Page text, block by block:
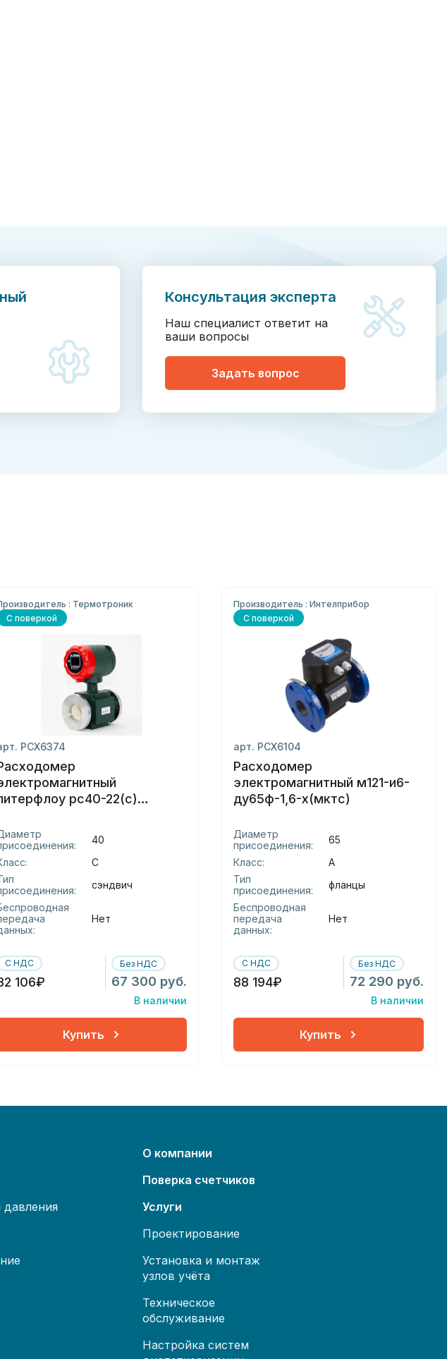
Консультация эксперта
Наш специалист ответит на
ваши вопросы
Задать вопрос
: Термотроник
С поверкой
РСХ6374
рс40-22(с)
40
С
сэндвич
Нет
С НДС
106₽
Без НДС
67 300 руб.
В наличии
Купить
Производитель : Интелприбор
С поверкой
арт. РСХ6104
Расходомер
электромагнитный м121-и6-
ду65ф-1,6-х(мктс)
Диаметр
присоединения:
65
Класс:
А
Тип
присоединения:
фланцы
Беспроводная
передача
данных:
Нет
С НДС
88 194₽
Без НДС
72 290 руб.
В наличии
Купить
давления
О компании
Поверка счетчиков
Услуги
Проектирование
Установка и монтаж
узлов учёта
Техническое
обслуживание
Настройка систем